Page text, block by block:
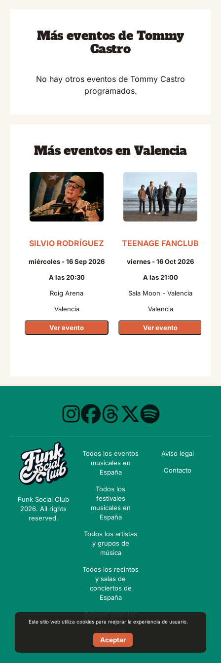
Más eventos de Tommy
Castro
No hay otros eventos de Tommy Castro
programados.
Más eventos en Valencia
SILVIO RODRÍGUEZ
miércoles - 16 Sep 2026
A las 20:30
Roig Arena
Valencia
Ver evento
TEENAGE FANCLUB
viernes - 16 Oct 2026
A las 21:00
Sala Moon - Valencia
Valencia
Ver evento
Este sitio web utiliza cookies para mejorar la experiencia de usuario.
Aceptar
Funk Social Club
2026. All rights
reserved.
Todos los eventos
musicales en
España
Todos los
festivales
musicales en
España
Todos los artistas
y grupos de
música
Todos los recintos
y salas de
conciertos de
España
Eventos pasados
Festivales
pasados
Aviso legal
Contacto